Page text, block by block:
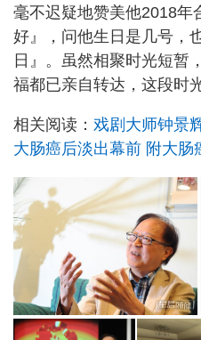
毫不迟疑地赞美他2018年
好』，问他生日是几号，
日』。虽然相聚时光短暂
福都已亲自转达，这段时
相关阅读： 戏剧大师钟景
大肠癌后淡出幕前 附大肠